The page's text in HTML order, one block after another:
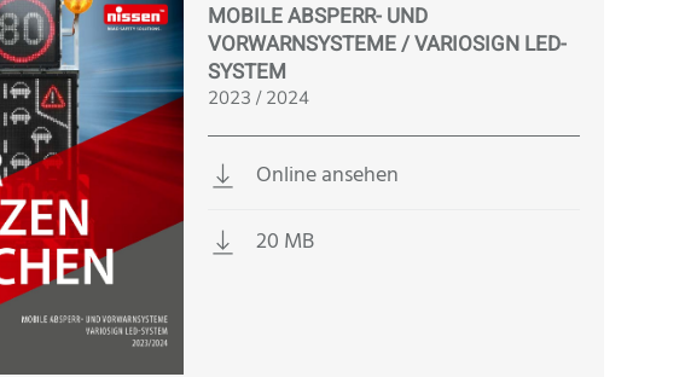
MOBILE ABSPERR- UND
VORWARNSYSTEME / VARIOSIGN LED-
SYSTEM
2023 / 2024
Online ansehen
20 MB